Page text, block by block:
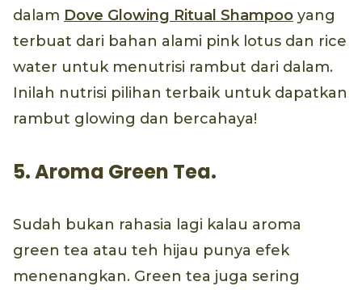
dalam Dove Glowing Ritual Shampoo yang
terbuat dari bahan alami pink lotus dan rice
water untuk menutrisi rambut dari dalam.
Inilah nutrisi pilihan terbaik untuk dapatkan
rambut glowing dan bercahaya!
5. Aroma Green Tea.
Sudah bukan rahasia lagi kalau aroma
green tea atau teh hijau punya efek
menenangkan. Green tea juga sering